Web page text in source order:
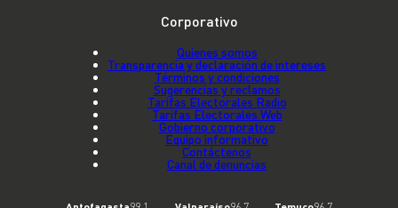
Corporativo
Quienes somos
Transparencia y declaración de intereses
Términos y condiciones
Sugerencias y reclamos
Tarifas Electorales Radio
Tarifas Electorales Web
Gobierno corporativo
Equipo informativo
Contáctenos
Canal de denuncias